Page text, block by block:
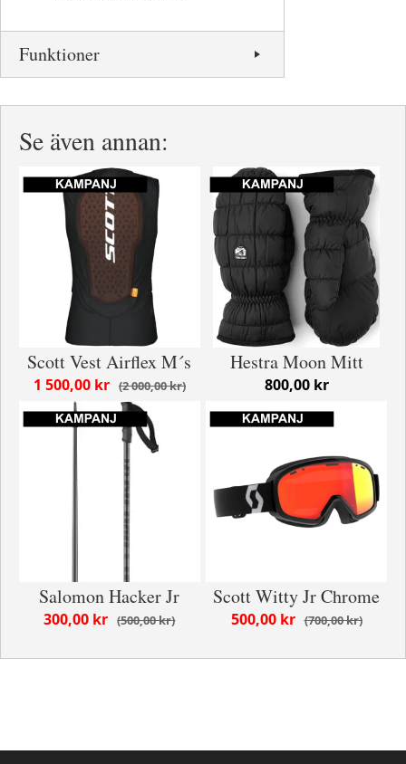
Funktioner
Se även annan:
Scott Vest Airflex M´s
2 000,00 kr
1 500,00 kr
Hestra Moon Mitt
800,00 kr
Salomon Hacker Jr
500,00 kr
300,00 kr
Scott Witty Jr Chrome
700,00 kr
500,00 kr